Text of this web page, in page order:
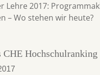
Lehre 2017:
– Wo stehen wir heute?
CHE Hochschulranking